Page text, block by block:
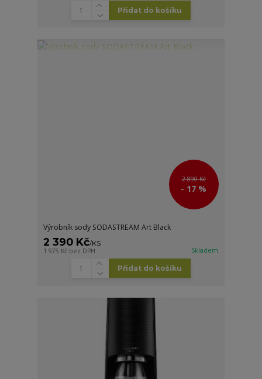
Přidat do košíku
2 890 Kč
- 17 %
Výrobník sody SODASTREAM Art Black
2 390 Kč/KS
1 975 Kč bez DPH Skladem
Přidat do košíku